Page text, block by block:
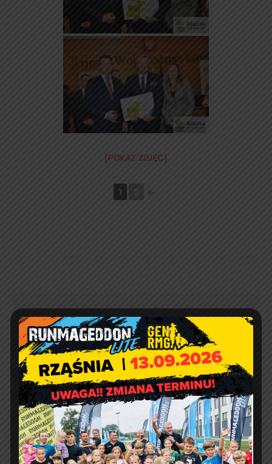
[POKAZ ZDJĘĆ]
1 2 ►
JPK_VAT dla
mikroprzedsiębiorców od
2018 roku-komunikat
Naczelnika Urzędu
Skarbowego